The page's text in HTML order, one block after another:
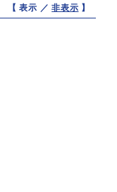
【 表示 ／非表示 】